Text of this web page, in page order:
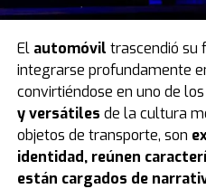
El automóvil trascendió su
integrarse profundamente
convirtiéndose en uno de los
y versátiles de la cultura
objetos de transporte, son
identidad, reúnen
están cargados de